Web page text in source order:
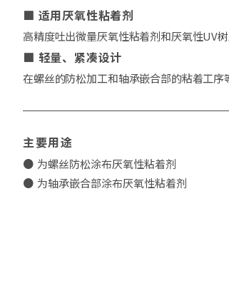
适用厌氧性粘着剂
高精度吐出微量厌氧性粘着剂和厌氧性UV树
轻量、紧凑设计
在螺丝的防松加工和轴承嵌合部的粘着工序
主要用途
为螺丝防松涂布厌氧性粘着剂
为轴承嵌合部涂布厌氧性粘着剂